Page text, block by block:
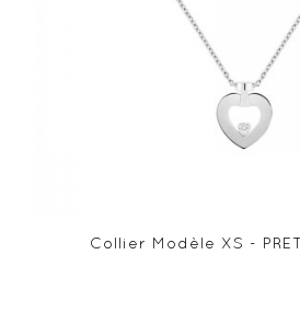
Collier Modèle XS -